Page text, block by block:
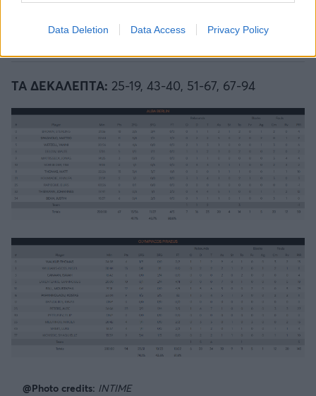
Data Deletion Data Access Privacy Policy
ΤΑ ΔΕΚΑΛΕΠΤΑ: 25-19, 43-40, 51-67, 67-94
@Photo credits: INTIME